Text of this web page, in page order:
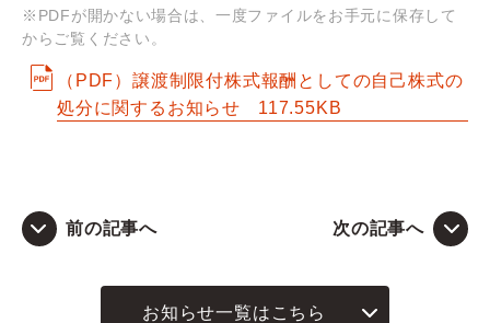
Q&A
※PDFが開かない場合は、一度ファイルをお手元に保存して
からご覧ください。
（PDF）譲渡制限付株式報酬としての自己株式の
処分に関するお知らせ
117.55KB
前の記事へ 次の記事へ
お知らせ一覧はこちら